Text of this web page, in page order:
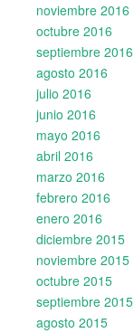
noviembre 2016
octubre 2016
septiembre 2016
agosto 2016
julio 2016
junio 2016
mayo 2016
abril 2016
marzo 2016
febrero 2016
enero 2016
diciembre 2015
noviembre 2015
octubre 2015
septiembre 2015
agosto 2015